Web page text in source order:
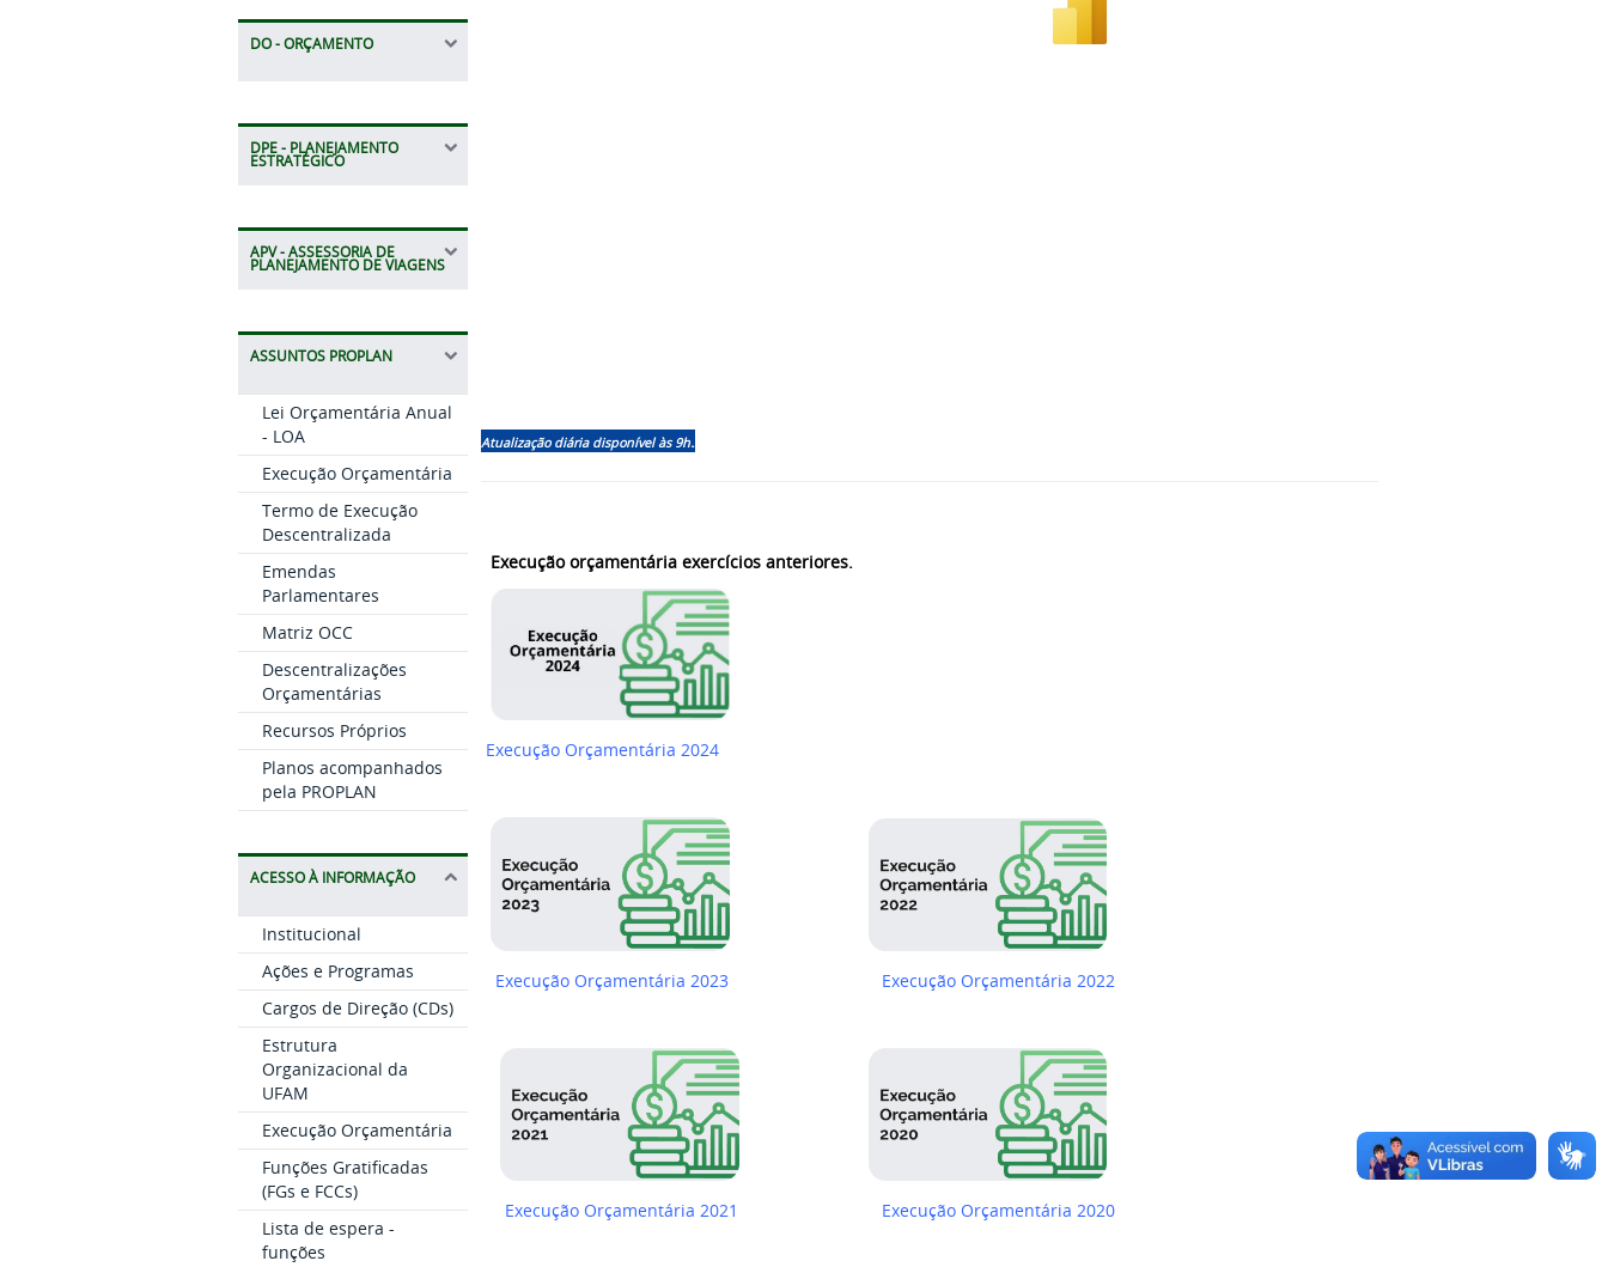
DO - ORÇAMENTO
DPE - PLANEJAMENTO
ESTRATÉGICO
APV - ASSESSORIA DE
PLANEJAMENTO DE VIAGENS
ASSUNTOS PROPLAN
Lei Orçamentária Anual
- LOA
Execução Orçamentária
Termo de Execução
Descentralizada
Emendas
Parlamentares
Matriz OCC
Descentralizações
Orçamentárias
Recursos Próprios
Planos acompanhados
pela PROPLAN
ACESSO À INFORMAÇÃO
Institucional
Ações e Programas
Cargos de Direção (CDs)
Estrutura
Organizacional da
UFAM
Execução Orçamentária
Funções Gratificadas
(FGs e FCCs)
Lista de espera -
funções
Atualização diária disponível às 9h.
Execução orçamentária exercícios anteriores.
Execução Orçamentária 2024
Execução Orçamentária 2023 Execução Orçamentária 2022
Execução Orçamentária 2021 Execução Orçamentária 2020